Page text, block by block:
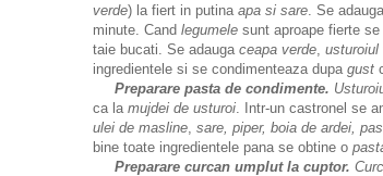
verde) la fiert in putina apa si sare . Se adauga
minute. Cand legumele sunt aproape fierte
taie bucati. Se adauga ceapa verde usturoiul
ingredientele si se condimenteaza dupa gust
Preparare pasta de condimente.
ca la mujdei de usturoi . Intr-un castronel se
ulei de masline sare, piper, boia de ardei,
bine toate ingredientele pana se obtine o
Preparare curcan umplut la cuptor.